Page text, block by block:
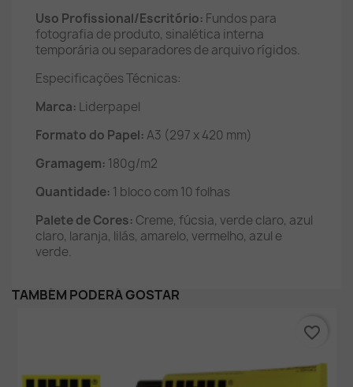
Uso Profissional/Escritório: Fundos para
fotografia de produto, sinalética interna
temporária ou separadores de arquivo rígidos.
Especificações Técnicas:
Marca: Liderpapel
Formato do Papel:A3 (297 x 420 mm)
Gramagem: 180g/m2
Quantidade: 1 bloco com 10 folhas
Palete de Cores: Creme, fúcsia, verde claro, azul
claro, laranja, lilás, amarelo, vermelho, azul e
verde.
TAMBÉM PODERÁ GOSTAR
favorite_border